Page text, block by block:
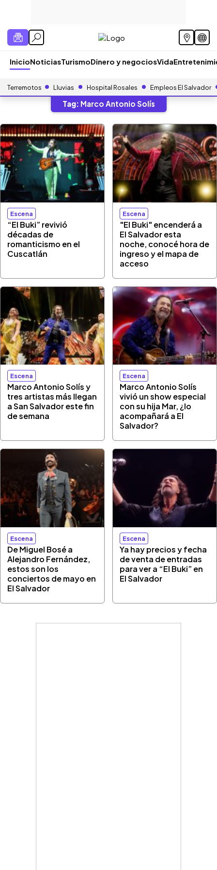
InicioNoticiasTurismoDinero y negociosVida
Terremotos Lluvias Hospital Rosales Empleos El Salvador
Tag: Marco Antonio Solís
Escena
“El Buki” revivió
décadas de
romanticismo en el
Cuscatlán
Escena
"El Buki" encenderá a
El Salvador esta
noche, conocé hora de
ingreso y el mapa de
acceso
Escena
Marco Antonio Solís y
tres artistas más llegan
a San Salvador este fin
de semana
Escena
Marco Antonio Solís
vivió un show especial
con su hija Mar, ¿lo
acompañará a El
Salvador?
Escena
De Miguel Bosé a
Alejandro Fernández,
estos son los
conciertos de mayo en
El Salvador
Escena
Ya hay precios y fecha
de venta de entradas
para ver a “El Buki” en
El Salvador